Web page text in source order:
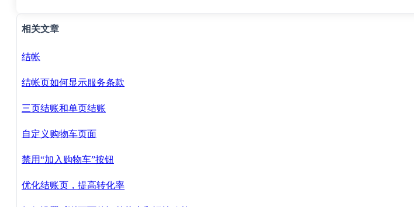
相关文章
结帐
结帐页如何显示服务条款
三页结账和单页结账
自定义购物车页面
禁用“加入购物车”按钮
优化结账页，提高转化率